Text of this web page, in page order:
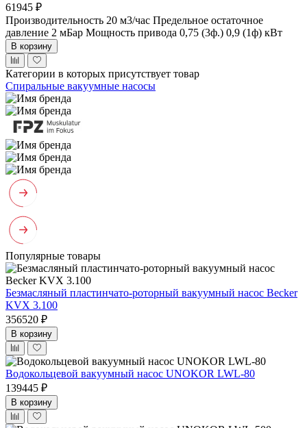
61945 ₽
Производительность 20 м3/час Предельное остаточное
давление 2 мБар Мощность привода 0,75 (3ф.) 0,9 (1ф) кВт
В корзину
Категории в которых присутствует товар
Спиральные вакуумные насосы
Популярные товары
Безмасляный пластинчато-роторный вакуумный насос Becker
KVX 3.100
356520 ₽
В корзину
Водокольцевой вакуумный насос UNOKOR LWL-80
139445 ₽
В корзину